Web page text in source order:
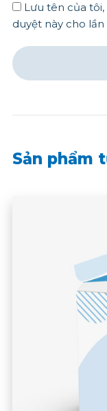
Lưu tên của
duyệt này cho
Sản phẩm